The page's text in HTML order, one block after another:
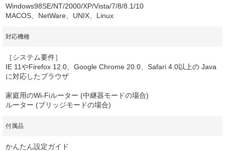
Windows98SE/NT/2000/XP/Vista/7/8/8.1/10
MACOS、NetWare、UNIX、Linux
対応機種
［システム要件］
IE 11やFirefox 12.0、Google Chrome 20.0、Safari 4.0以上の Java
に対応したブラウザ
家庭用のWi-Fiルーター (中継器モードの場合)
ルーター (ブリッジモードの場合)
付属品
かんたん設定ガイド